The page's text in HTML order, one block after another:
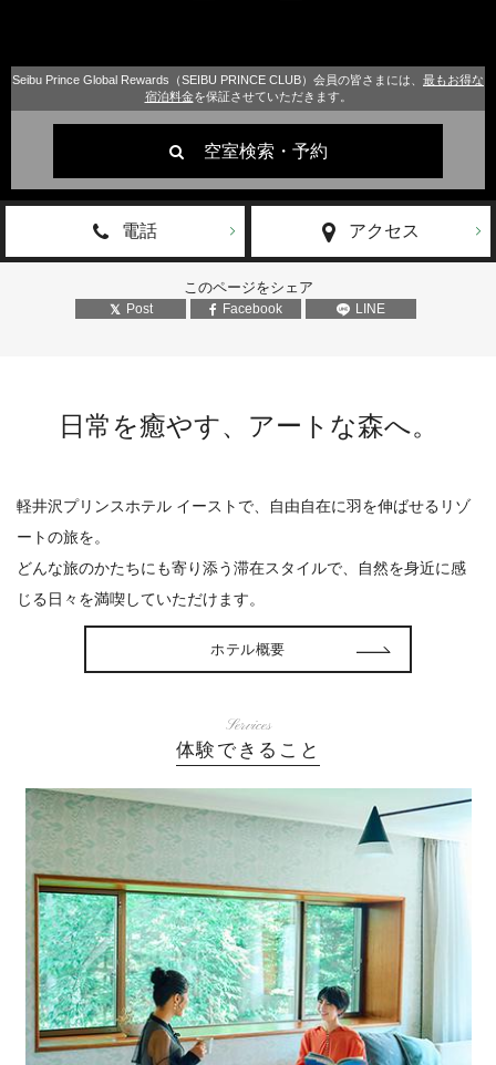
Seibu Prince Global Rewards（SEIBU PRINCE CLUB）会員の皆さまには、 最もお得な
宿泊料金を保証させていただきます。
空室検索・予約
電話 アクセス
このページをシェア
Post Facebook LINE
日常を癒やす、アートな森へ。
軽井沢プリンスホテル イーストで、自由自在に羽を伸ばせるリゾ
ートの旅を。
どんな旅のかたちにも寄り添う滞在スタイルで、自然を身近に感
じる日々を満喫していただけます。
ホテル概要
Services
体験できること